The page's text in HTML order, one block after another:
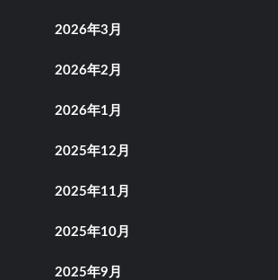
2026年3月
2026年2月
2026年1月
2025年12月
2025年11月
2025年10月
2025年9月